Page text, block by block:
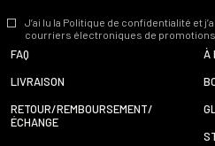
J’ai lu la Politique de confidentialité et
courriers électroniques de promotions
FAQ
LIVRAISON
RETOUR/REMBOURSEMENT/
ÉCHANGE
À